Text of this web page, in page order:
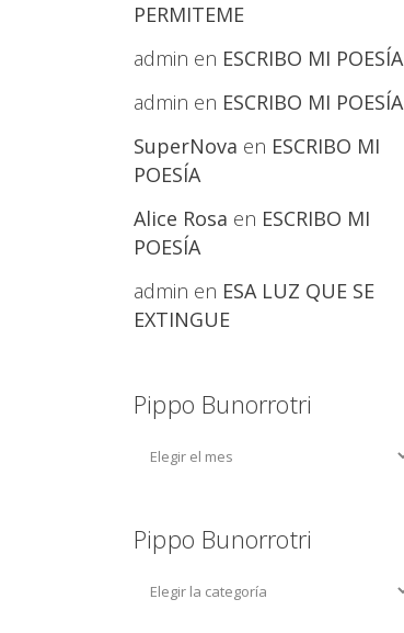
PERMITEME
admin en ESCRIBO MI POESÍA
admin en ESCRIBO MI POESÍA
SuperNova en ESCRIBO MI
POESÍA
Alice Rosa en ESCRIBO MI
POESÍA
admin en ESA LUZ QUE SE
EXTINGUE
Pippo Bunorrotri
Pippo Bunorrotri